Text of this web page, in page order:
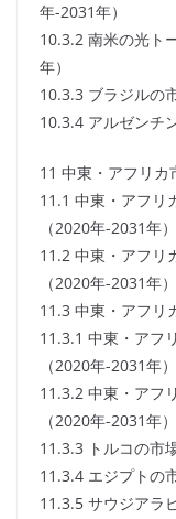
年-2031年）
10.3.2 南米の光ト
年）
10.3.3 ブラジルの
10.3.4 アルゼンチ
11 中東・アフリカ
11.1 中東・アフリ
（2020年-2031年）
11.2 中東・アフリ
（2020年-2031年）
11.3 中東・アフリ
11.3.1 中東・アフ
（2020年-2031年）
11.3.2 中東・アフ
（2020年-2031年）
11.3.3 トルコの市
11.3.4 エジプトの
11.3.5 サウジアラ